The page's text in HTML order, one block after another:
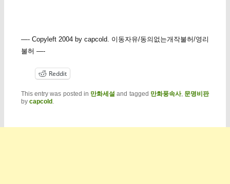
—- Copyleft 2004 by capcold. 이동자유/동의없는개작불허/영리
불허 —-
Reddit
This entry was posted in 만화세설 and tagged 만화풍속사,문명비판
by capcold.